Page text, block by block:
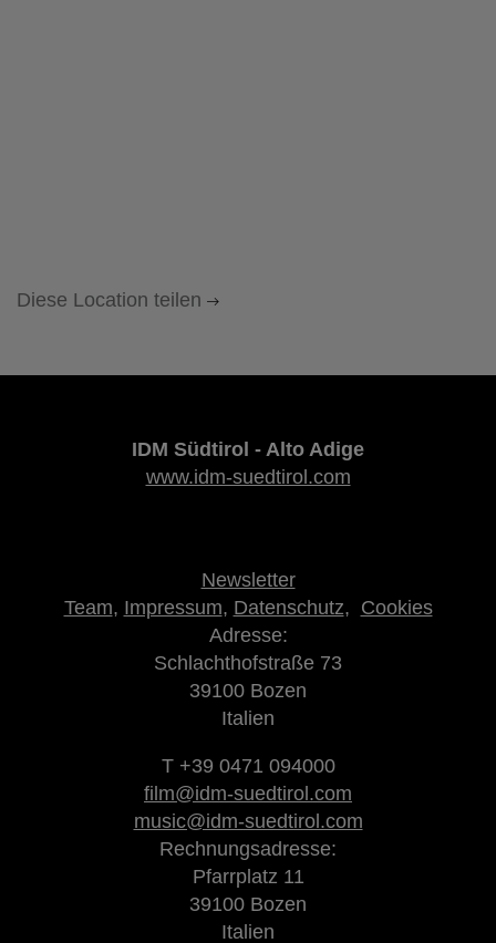
Diese Location teilen
IDM Südtirol - Alto Adige
www.idm-suedtirol.com
Newsletter
Team, Impressum, Datenschutz, Cookies
Adresse:
Schlachthofstraße 73
39100 Bozen
Italien
T +39 0471 094000
film@idm-suedtirol.com
music@idm-suedtirol.com
Rechnungsadresse:
Pfarrplatz 11
39100 Bozen
Italien